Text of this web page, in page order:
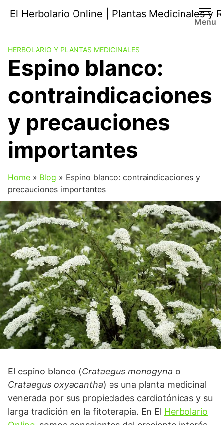
contenido
El Herbolario Online | Plantas Medicinales y
Menu
HERBOLARIO Y PLANTAS MEDICINALES
Espino blanco:
contraindicaciones
y precauciones
importantes
Home » Blog » Espino blanco: contraindicaciones y
precauciones importantes
El espino blanco (Crataegus monogyna o
Crataegus oxyacantha) es una planta medicinal
venerada por sus propiedades cardiotónicas y su
larga tradición en la fitoterapia. En El Herbolario